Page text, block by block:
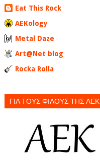
Eat This Rock
AEKology
Metal Daze
Art@Net blog
Rocka Rolla
ΓΙΑ ΤΟΥΣ ΦΙΛΟΥΣ ΤΗΣ ΑΕΚ